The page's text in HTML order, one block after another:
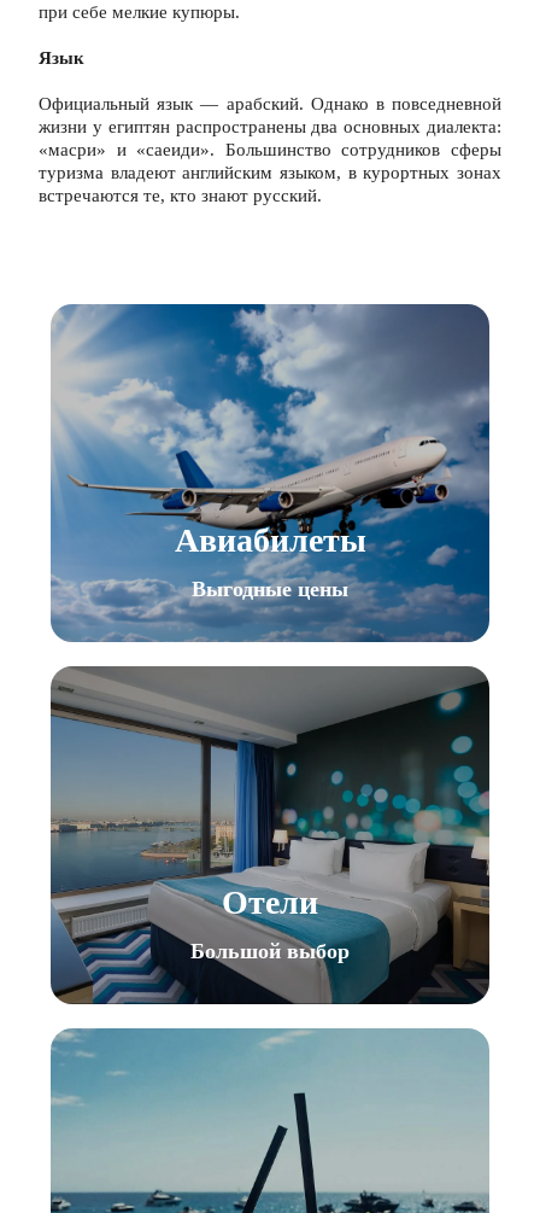
при себе мелкие купюры.
Язык
Официальный язык — арабский. Однако в повседневной
жизни у египтян распространены два основных диалекта:
«масри» и «саеиди». Большинство сотрудников сферы
туризма владеют английским языком, в курортных зонах
встречаются те, кто знают русский.
Авиабилеты
Выгодные цены
Отели
Большой выбор